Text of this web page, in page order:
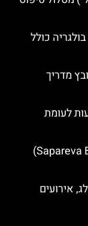
של בולגריה כולל
מדריך
לעומת
בריכות תרמיות בספארבה בניה (Sapareva Banya)
אירועים